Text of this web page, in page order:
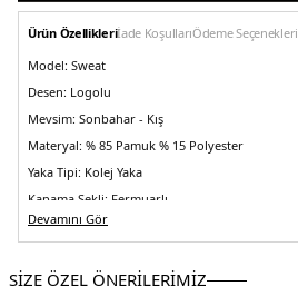
Ürün Özellikleriİade KoşullarıÖdeme Seçenekleri
Model: Sweat
Desen: Logolu
Mevsim: Sonbahar - Kış
Materyal: % 85 Pamuk % 15 Polyester
Yaka Tipi: Kolej Yaka
Kapama Şekli: Fermuarlı
Kol Tipi:Uzun Kol
Kalıp Bilgisi:Regular Fit
Devamını Gör
SİZE ÖZEL ÖNERİLERİMİZ